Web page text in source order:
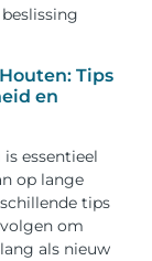
Tips
en
essentieel
op lange
tips
om
als nieuw